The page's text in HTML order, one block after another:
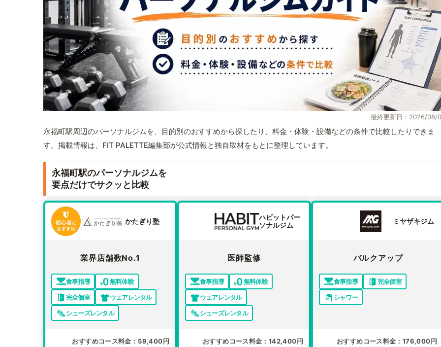
最終更新日：2026/08/
永福町駅周辺のパーソナルジムを、目的別のおすすめから探したり、料金・体験・設備などの条件で比較したりできま
す。掲載情報は、FIT PALETTE編集部が公式情報と独自取材をもとに整理しています。
永福町駅のパーソナルジムを
要点だけでサクッと比較
かたぎり塾
業界店舗数No.1
食事指導
無料体験
完全個室
ウェアレンタル
シューズレンタル
おすすめコース料金 59,400円
ハビットパー
ソナルジム
医師監修
食事指導
無料体験
ウェアレンタル
シューズレンタル
おすすめコース料金 142,400円
ミヤザキジム
バルクアップ
食事指導
完全個室
シャワー
おすすめコース料金 176,000円